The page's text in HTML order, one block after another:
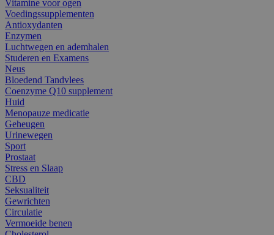
Vitamine voor ogen
Voedingssupplementen
Antioxydanten
Enzymen
Luchtwegen en ademhalen
Studeren en Examens
Neus
Bloedend Tandvlees
Coenzyme Q10 supplement
Huid
Menopauze medicatie
Geheugen
Urinewegen
Sport
Prostaat
Stress en Slaap
CBD
Seksualiteit
Gewrichten
Circulatie
Vermoeide benen